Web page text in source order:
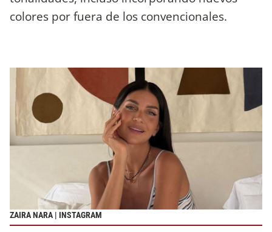
colores por fuera de los convencionales.
ZAIRA NARA | INSTAGRAM